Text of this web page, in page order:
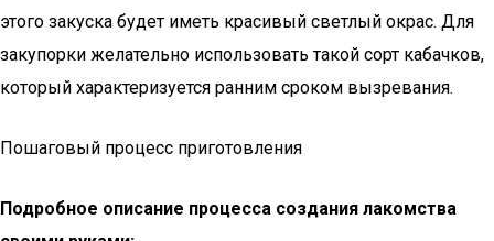
этого закуска будет иметь красивый светлый окрас. Для
закупорки желательно использовать такой сорт кабачков,
который характеризуется ранним сроком вызревания.
Пошаговый процесс приготовления
Подробное описание процесса создания лакомства